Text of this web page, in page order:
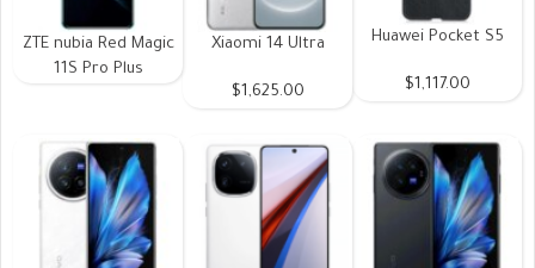
Huawei Pocket S5
$1,117.00
Xiaomi 14 Ultra
$1,625.00
ZTE nubia Red Magic
11S Pro Plus